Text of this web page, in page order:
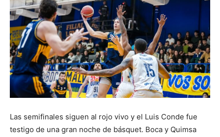
Las semifinales siguen al rojo vivo y el Luis Conde fue
testigo de una gran noche de básquet. Boca y Quimsa